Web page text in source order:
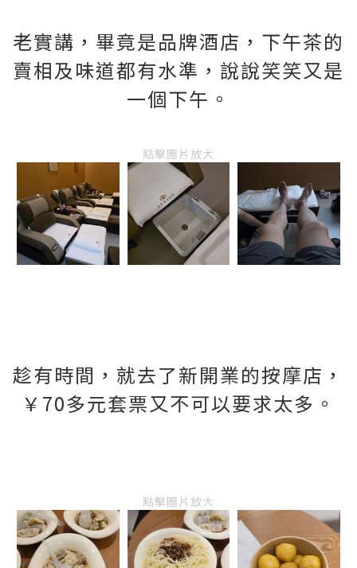
老實講，畢竟是品牌酒店，下午茶的
賣相及味道都有水準，說說笑笑又是
一個下午。
點擊圖片放大
趁有時間，就去了新開業的按摩店，
￥70多元套票又不可以要求太多。
點擊圖片放大